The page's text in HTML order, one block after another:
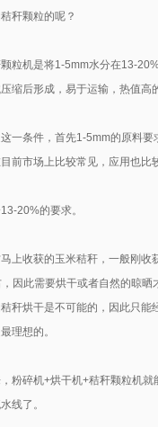
秆颗粒的呢？
粒机是将1-5mm水分在13-
缩后形成，易于运输，热值高
一条件，首先1-5mm的原料要
前市场上比较常见，应用也比
20%的要求。
上收获的玉米秸秆，一般刚收
因此需要烘干或者自然的晾晒
秆烘干是不可能的，因此只能
理想的。
粉碎机+烘干机+秸秆颗粒机就
线了。